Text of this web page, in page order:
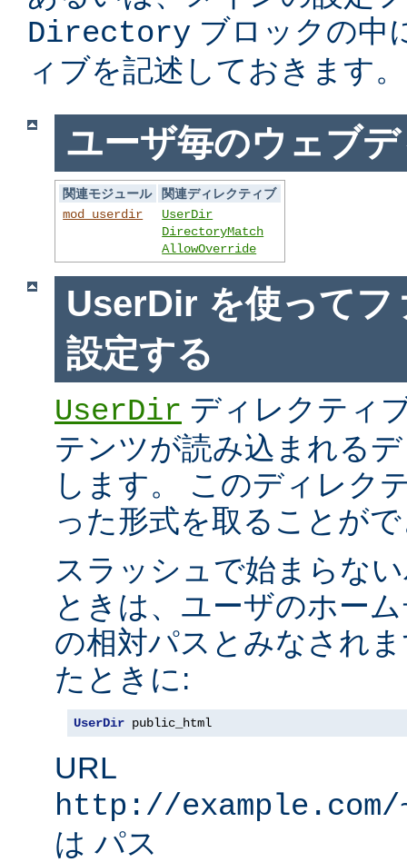
Directory ブロックの中
ィブを記述しておきます。
ユーザ毎のウェブ
関連モジュール
関連ディレクティブ
mod_userdir
UserDir
DirectoryMatch
AllowOverride
UserDir を使ってフ
設定する
UserDir ディレクティ
テンツが読み込まれる
します。 このディレク
った形式を取ることが
スラッシュで始まらな
ときは、ユーザのホー
の相対パスとみなされ
たときに:
UserDir public_html
URL
http://
は パス